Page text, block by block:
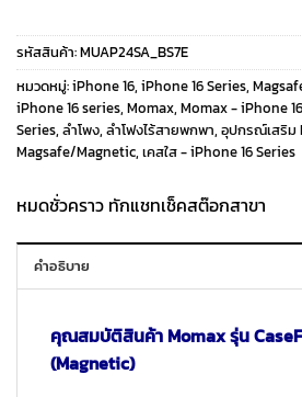
price
was:
2,180 ฿.
price
is:
รหัสสินค้า:MUAP24SA_BS7E
หมวดหมู่:iPhone 16, iPhone 16 Series,
iPhone 16 series, Momax, Momax - iPhone 16
Series, ลำโพง, ลำโฟงไร้สายพกพา, อุปกรณ์เสริม
Magsafe/Magnetic, เคสใส - iPhone 16 Series
หมดชั่วคราว ทักแชทเช็คสต๊อกสาขา
คำอธิบาย
คุณสมบัติสินค้า Momax รุ่น
(Magnetic)